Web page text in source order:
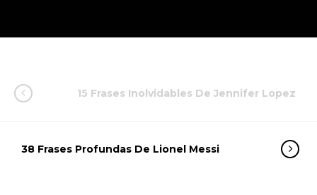
15 Frases Inolvidables De Jennifer Lopez
38 Frases Profundas De Lionel Messi